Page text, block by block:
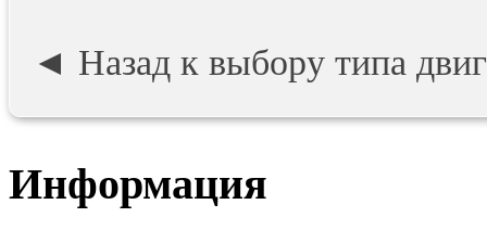
◄ Назад к выбору типа
Информация